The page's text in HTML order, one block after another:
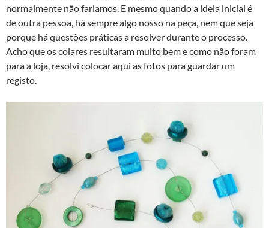
normalmente não fariamos. E mesmo quando a ideia inicial é
de outra pessoa, há sempre algo nosso na peça, nem que seja
porque há questões práticas a resolver durante o processo.
Acho que os colares resultaram muito bem e como não foram
para a loja, resolvi colocar aqui as fotos para guardar um
registo.